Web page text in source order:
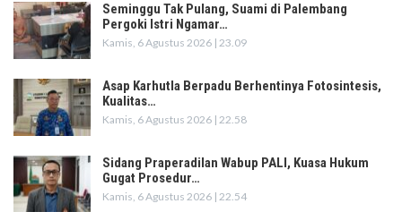
Seminggu Tak Pulang, Suami di Palembang
Pergoki Istri Ngamar…
Kamis, 6 Agustus 2026 | 23.09
Asap Karhutla Berpadu Berhentinya Fotosintesis,
Kualitas…
Kamis, 6 Agustus 2026 | 22.58
Sidang Praperadilan Wabup PALI, Kuasa Hukum
Gugat Prosedur…
Kamis, 6 Agustus 2026 | 22.54